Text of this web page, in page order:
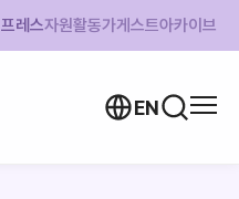
프레스자원활동가게스트아카이브
EN